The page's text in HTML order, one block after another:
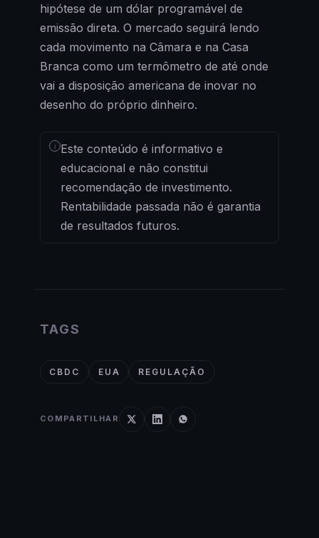
hipótese de um dólar programável de
emissão direta. O mercado seguirá lendo
cada movimento na Câmara e na Casa
Branca como um termômetro de até onde
vai a disposição americana de inovar no
desenho do próprio dinheiro.
i Este conteúdo é informativo e
educacional e não constitui
recomendação de investimento.
Rentabilidade passada não é garantia
de resultados futuros.
TAGS
CBDC EUA REGULAÇÃO
COMPARTILHAR